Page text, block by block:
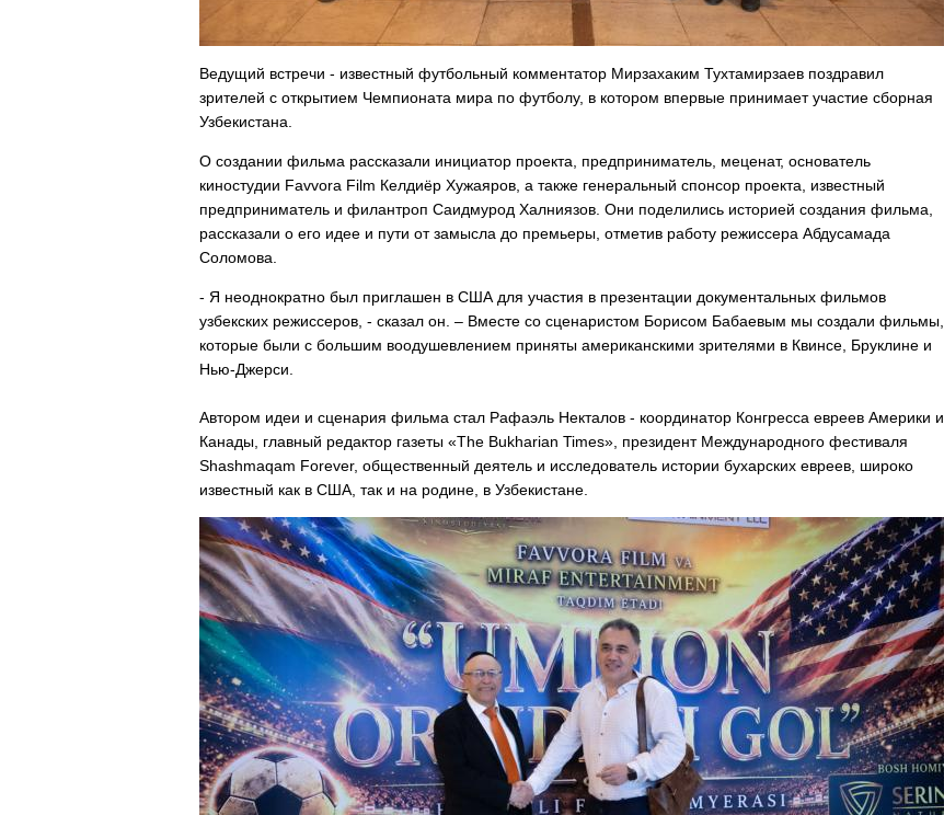
Ведущий встречи - известный футбольный комментатор Мирзахаким Тухтамирзаев поздравил
зрителей с открытием Чемпионата мира по футболу, в котором впервые принимает участие сборная
Узбекистана.
О создании фильма рассказали инициатор проекта, предприниматель, меценат, основатель
киностудии Favvora Film Келдиёр Хужаяров, а также генеральный спонсор проекта, известный
предприниматель и филантроп Саидмурод Халниязов. Они поделились историей создания фильма,
рассказали о его идее и пути от замысла до премьеры, отметив работу режиссера Абдусамада
Соломова.
- Я неоднократно был приглашен в США для участия в презентации документальных фильмов
узбекских режиссеров, - сказал он. – Вместе со сценаристом Борисом Бабаевым мы создали фильмы,
которые были с большим воодушевлением приняты американскими зрителями в Квинсе, Бруклине и
Нью-Джерси.
Автором идеи и сценария фильма стал Рафаэль Некталов - координатор Конгресса евреев Америки и
Канады, главный редактор газеты «The Bukharian Times», президент Международного фестиваля
Shashmaqam Forever, общественный деятель и исследователь истории бухарских евреев, широко
известный как в США, так и на родине, в Узбекистане.